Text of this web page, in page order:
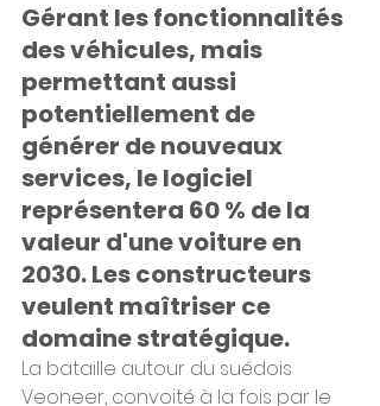
Gérant les fonctionnalités
des véhicules, mais
permettant aussi
potentiellement de
générer de nouveaux
services, le logiciel
représentera 60 % de la
valeur d'une voiture en
2030. Les constructeurs
veulent maîtriser ce
domaine stratégique.
La bataille autour du suédois
Veoneer, convoité à la fois par le